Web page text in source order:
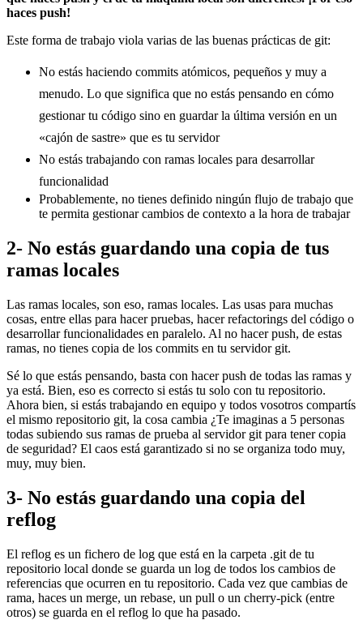
haces push!
Este forma de trabajo viola varias de las buenas prácticas de git:
No estás haciendo commits atómicos, pequeños y muy a
menudo. Lo que significa que no estás pensando en cómo
gestionar tu código sino en guardar la última versión en un
«cajón de sastre» que es tu servidor
No estás trabajando con ramas locales para desarrollar
funcionalidad
Probablemente, no tienes definido ningún flujo de trabajo que
te permita gestionar cambios de contexto a la hora de trabajar
2- No estás guardando una copia de tus
ramas locales
Las ramas locales, son eso, ramas locales. Las usas para muchas
cosas, entre ellas para hacer pruebas, hacer refactorings del código o
desarrollar funcionalidades en paralelo. Al no hacer push, de estas
ramas, no tienes copia de los commits en tu servidor git.
Sé lo que estás pensando, basta con hacer push de todas las ramas y
ya está. Bien, eso es correcto si estás tu solo con tu repositorio.
Ahora bien, si estás trabajando en equipo y todos vosotros compartís
el mismo repositorio git, la cosa cambia ¿Te imaginas a 5 personas
todas subiendo sus ramas de prueba al servidor git para tener copia
de seguridad? El caos está garantizado si no se organiza todo muy,
muy, muy bien.
3- No estás guardando una copia del
reflog
El reflog es un fichero de log que está en la carpeta .git de tu
repositorio local donde se guarda un log de todos los cambios de
referencias que ocurren en tu repositorio. Cada vez que cambias de
rama, haces un merge, un rebase, un pull o un cherry-pick (entre
otros) se guarda en el reflog lo que ha pasado.